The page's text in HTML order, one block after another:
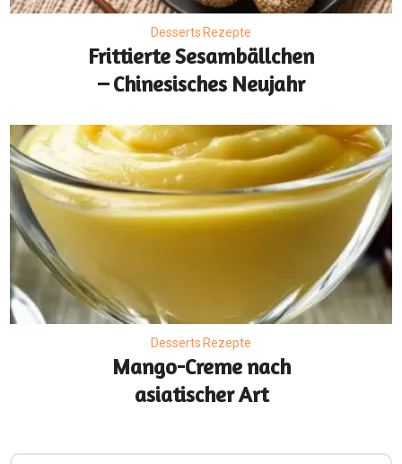
Desserts Rezepte
Frittierte Sesambällchen
– Chinesisches Neujahr
Desserts Rezepte
Mango-Creme nach
asiatischer Art